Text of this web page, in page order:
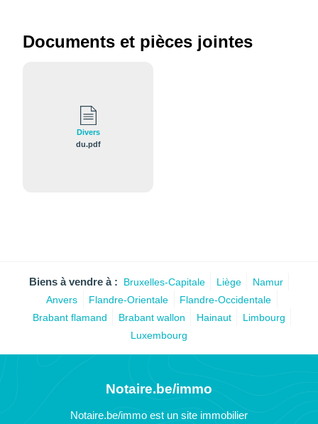
Documents et pièces jointes
Divers
du.pdf
Biens à vendre à : Bruxelles-Capitale Liège
Namur
Anvers
Flandre-Orientale
Flandre-Occidentale
Brabant flamand
Brabant wallon Hainaut
Limbourg
Luxembourg
Notaire.be/immo
Notaire.be/immo est un site immobilier